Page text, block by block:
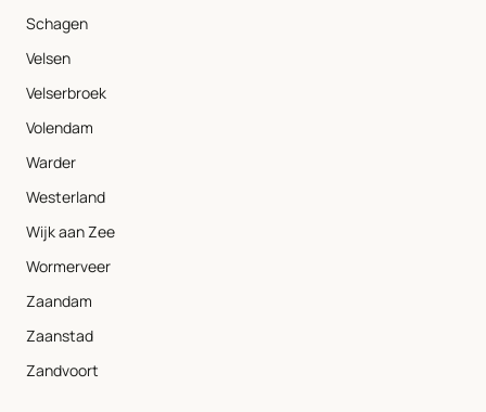
Schagen
Velsen
Velserbroek
Volendam
Warder
Westerland
Wijk aan Zee
Wormerveer
Zaandam
Zaanstad
Zandvoort